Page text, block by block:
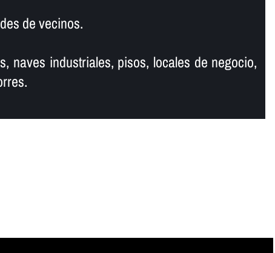
de vecinos.
naves industriales, pisos, locales de negocio,